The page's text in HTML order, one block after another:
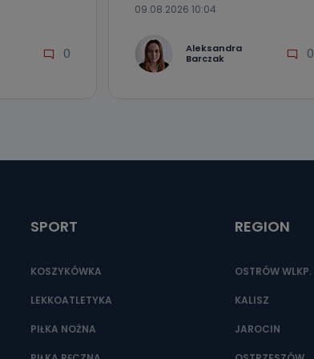
0
09.08.2026 10:04
Aleksandra
Barczak
0
SPORT
KOSZYKÓWKA
LEKKOATLETYKA
PIŁKA NOŻNA
REGION
OSTRÓW WLKP.
KALISZ
JAROCIN